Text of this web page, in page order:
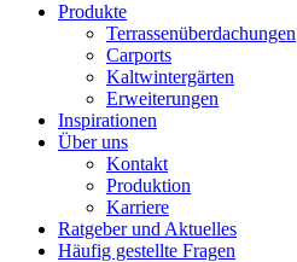
Produkte
Terrassenüberdachungen
Carports
Kaltwintergärten
Erweiterungen
Inspirationen
Über uns
Kontakt
Produktion
Karriere
Ratgeber und Aktuelles
Häufig gestellte Fragen